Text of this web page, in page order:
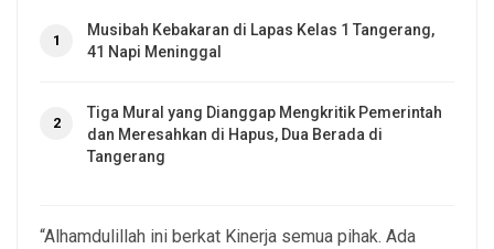
1
Musibah Kebakaran di Lapas Kelas 1 Tangerang,
41 Napi Meninggal
2
Tiga Mural yang Dianggap Mengkritik Pemerintah
dan Meresahkan di Hapus, Dua Berada di
Tangerang
“Alhamdulillah ini berkat Kinerja semua pihak. Ada